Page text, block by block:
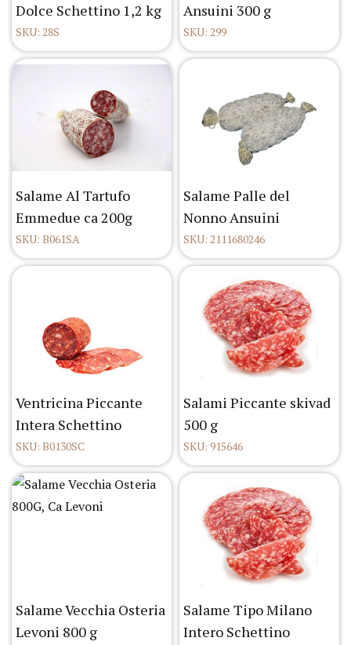
Dolce Schettino 1,2 kg
SKU: 28S
Ansuini 300 g
SKU: 299
Salame Al Tartufo
Emmedue ca 200g
SKU: B061SA
Salame Palle del
Nonno Ansuini
SKU: 2111680246
Ventricina Piccante
Intera Schettino
SKU: B0130SC
Salami Piccante skivad
500 g
SKU: 915646
Salame Vecchia Osteria
Levoni 800 g
Salame Tipo Milano
Intero Schettino